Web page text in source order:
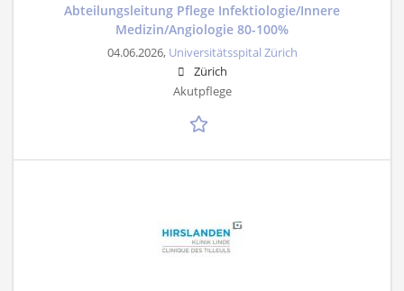
Abteilungsleitung Pflege Infektiologie/Innere
Medizin/Angiologie 80-100%
04.06.2026, Universitätsspital Zürich
Zürich
Akutpflege